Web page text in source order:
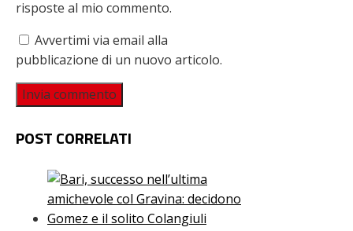
risposte al mio commento.
Avvertimi via email alla
pubblicazione di un nuovo articolo.
POST CORRELATI